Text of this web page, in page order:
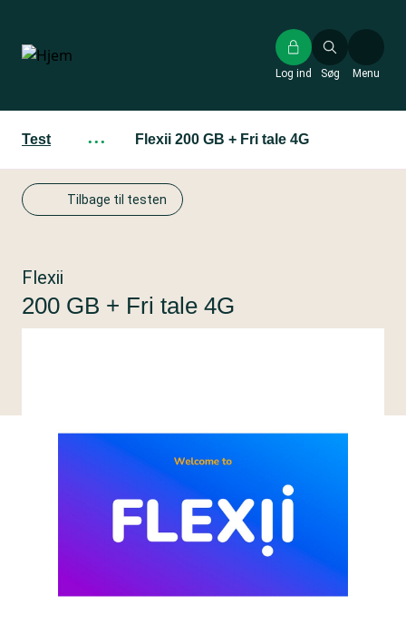
hovedindhold
Søg
Log ind Menu
Test ··· Flexii 200 GB + Fri tale 4G
Tilbage til testen
Flexii
200 GB + Fri tale 4G